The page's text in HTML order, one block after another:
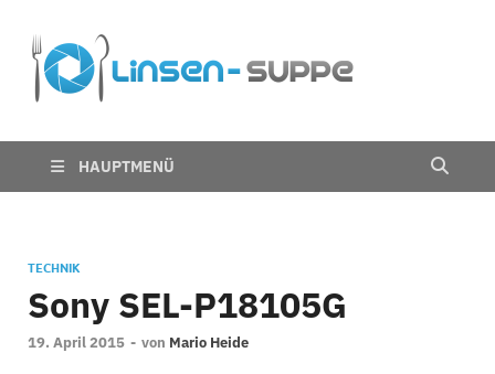
Suppe
HAUPTMENÜ
TECHNIK
Sony SEL-P18105G
19. April 2015 - von Mario Heide